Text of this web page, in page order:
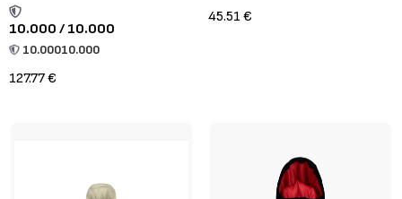
10.000 / 10.000
10.00010.000
127.77 €
45.51 €